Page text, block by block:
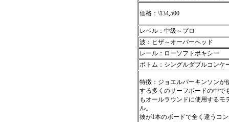
価格：\134,500
レベル：中級～プロ
波：ヒザ～オーバーヘッド
レール：ローソフトボキシー
ボトム：シングルダブルコンケ
特徴：ジョエルパーキンソンが
する多くのサーフボードの中で
もオールラウンドに使用するモ
ル。
彼が1本のボードで全く違うコ